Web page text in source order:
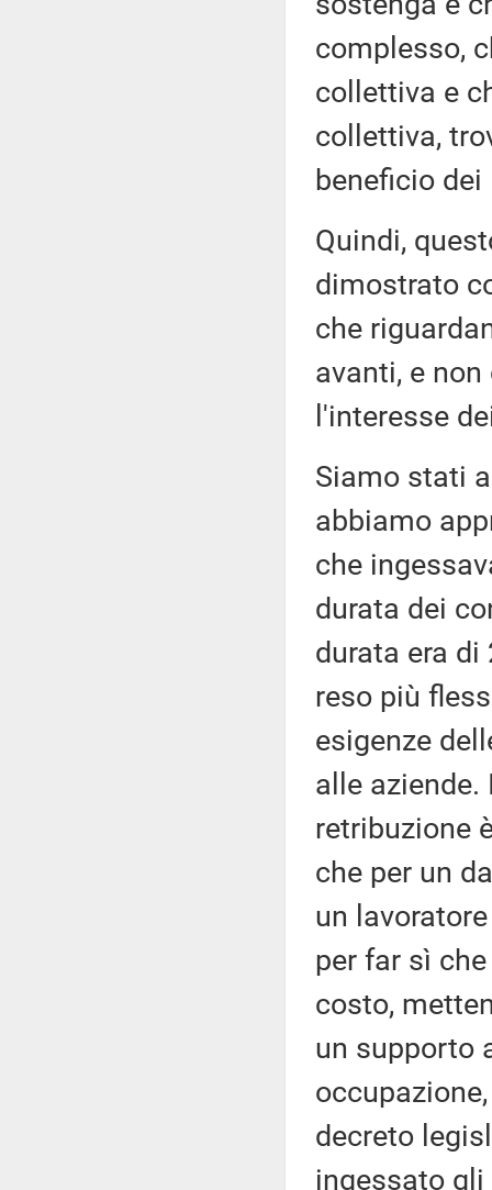
complesso,
collettiva e
collettiva,
beneficio
Quindi,
dimostrato
che
avanti, e
l'interesse
Siamo stati
abbiamo
che
durata dei
durata era
reso più
esigenze
alle
retribuzione
che per un
un
per far sì
costo,
un supporto
decreto
ingessato